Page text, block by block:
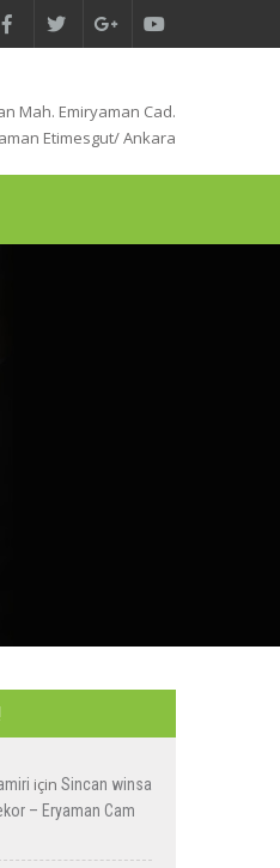
Mah. Emiryaman Cad.
Etimesgut/ Ankara
için Sincan winsa
– Eryaman Cam